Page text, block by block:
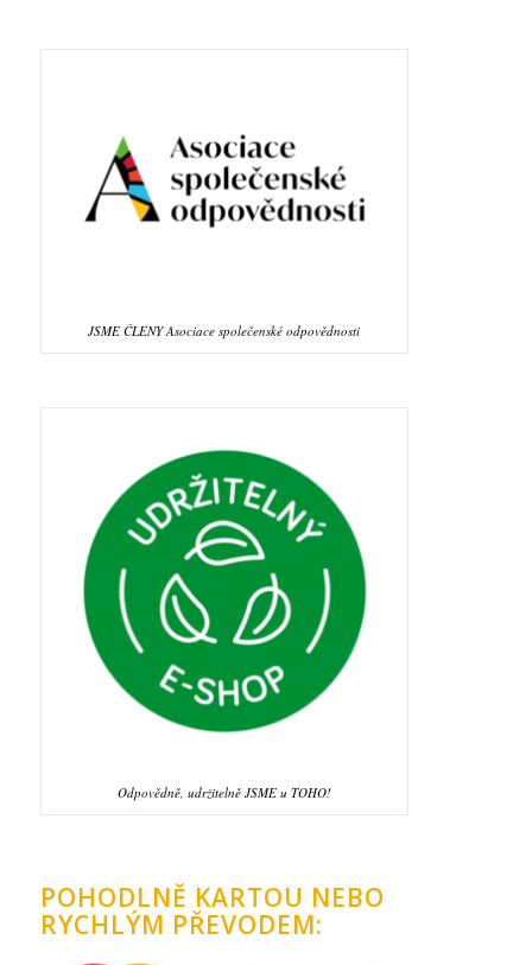
JSME ČLENY Asociace společenské odpovědnosti
Odpovědně, udržitelně JSME u TOHO!
POHODLNĚ KARTOU NEBO
RYCHLÝM PŘEVODEM: